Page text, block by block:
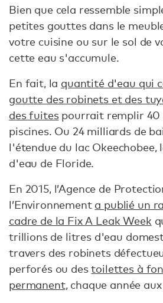
Bien que cela ressemble
petites gouttes dans le
votre cuisine ou sur le sol de
cette eau s'accumule.
En fait, la quantité d'eau qui
goutte des robinets et des
des fuitespourrait remplir 40
piscines. Ou 24 milliards de
l'étendue du lac Okeechobee,
d'eau de Floride.
En 2015, l’Agence de
l’Environnement a publié un
cadre de la Fix A Leak Week
trillions de litres d'eau
travers des robinets
perforés ou destoilettes à
permanent, chaque année